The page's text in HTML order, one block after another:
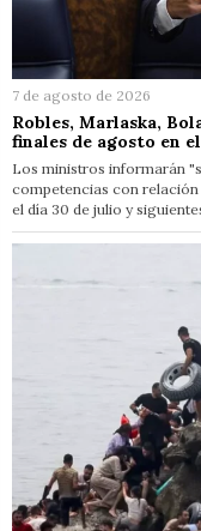
7 de agosto de 2026
Robles, Marlaska,
finales de agosto en
Los ministros informarán
competencias con relación
el día 30 de julio y